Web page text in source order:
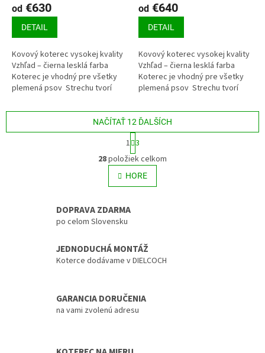
od €630
DETAIL
Kovový koterec vysokej kvality
Vzhľad – čierna lesklá farba
Koterec je vhodný pre všetky
plemená psov Strechu tvorí
Podlahu...
od €640
DETAIL
Kovový koterec vysokej kvality
Vzhľad – čierna lesklá farba
Koterec je vhodný pre všetky
plemená psov Strechu tvorí
Podlahu tvorí smrekový...
O
v
l
á
e
p
r
y
v
NAČÍTAŤ 12 ĎALŠÍCH
t
r
á
n
k
e
1 3
28položiek celkom
HORE
DOPRAVA ZDARMA
po celom Slovensku
JEDNODUCHÁ MONTÁŽ
Koterce dodávame v DIELCOCH
GARANCIA DORUČENIA
na vami zvolenú adresu